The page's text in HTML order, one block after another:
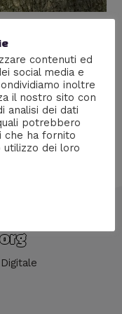
Monica Fix
contenuti ed
social media e
inoltre
il nostro sito con
analisi dei dati
potrebbero
che ha fornito
utilizzo dei loro